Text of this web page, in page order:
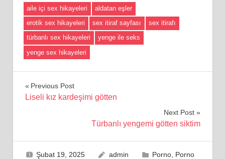
aile içi sex hikayeleri
aldatan eşler
erotik sex hikayeleri
sex itiraf sayfası
sex itirafı
türbanlı sex hikayeleri
yenge ile seks
yenge sex hikayeleri
Yazı
Previous Post
Liseli kız kardeşimi götten
Next Post
Türbanlı yengemi götten siktim
Şubat 19, 2025 admin Porno Porno